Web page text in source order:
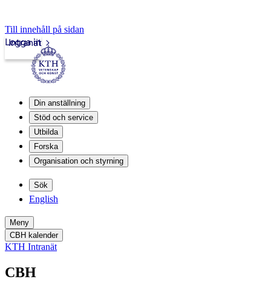
Till innehåll på sidan
Intranät
Logga in
Din anställning
Stöd och service
Utbilda
Forska
Organisation och styrning
Sök
English
Meny
CBH kalender
KTH Intranät
CBH